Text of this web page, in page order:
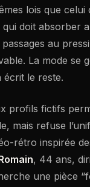
lois que
qui doit absorber
au
La mode se
écrit le reste.
profils fictifs
mais refuse
rétro inspirée
, 44 ans,
une pièce